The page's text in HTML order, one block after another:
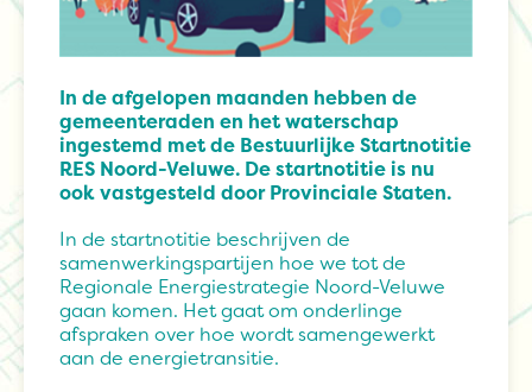
In de afgelopen maanden hebben de
gemeenteraden en het waterschap
ingestemd met de Bestuurlijke Startnotitie
RES Noord-Veluwe. De startnotitie is nu
ook vastgesteld door Provinciale Staten.
In de startnotitie beschrijven de
samenwerkingspartijen hoe we tot de
Regionale Energiestrategie Noord-Veluwe
gaan komen. Het gaat om onderlinge
afspraken over hoe wordt samengewerkt
aan de energietransitie.